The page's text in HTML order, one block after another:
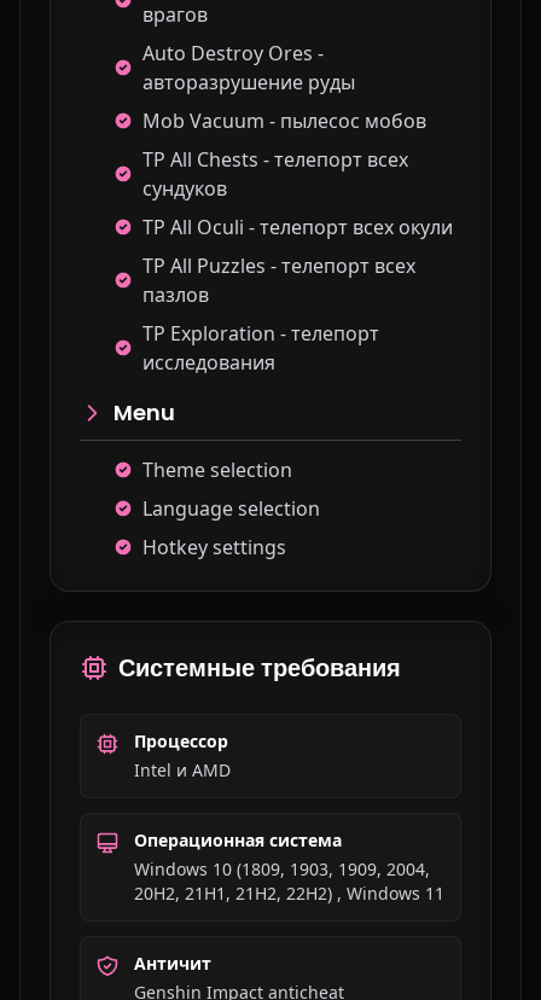
врагов
Auto Destroy Ores -
авторазрушение руды
Mob Vacuum - пылесос мобов
TP All Chests - телепорт всех
сундуков
TP All Oculi - телепорт всех окули
TP All Puzzles - телепорт всех
пазлов
TP Exploration - телепорт
исследования
Menu
Theme selection
Language selection
Hotkey settings
Системные требования
Процессор
Intel и AMD
Операционная система
Windows 10 (1809, 1903, 1909, 2004,
20H2, 21H1, 21H2, 22H2) , Windows 11
Античит
Genshin Impact anticheat